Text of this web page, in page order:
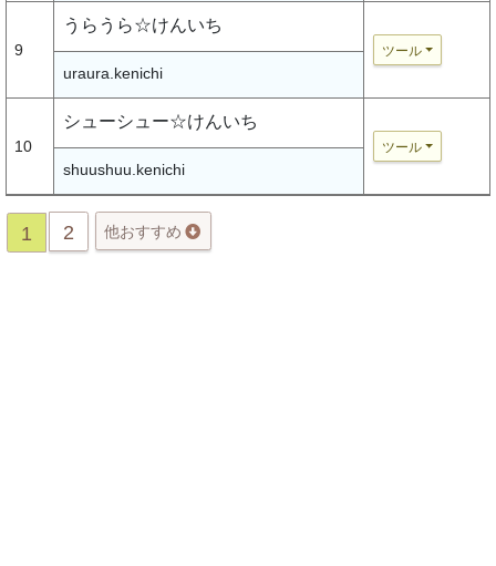
9
うらうら☆けんいち
ツール
uraura.kenichi
10
シューシュー☆けんいち
ツール
shuushuu.kenichi
1 2 他おすすめ